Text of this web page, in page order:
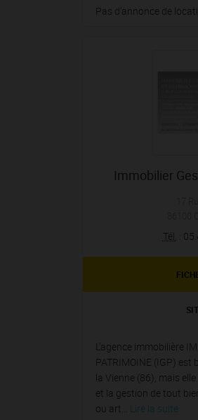
Pas d'annonce de
Immobilier
Tél. :
L’agence immobilière
PATRIMOINE (IGP)
la Vienne (86), mais
et la gestion de tout
ou art... Lire la suite